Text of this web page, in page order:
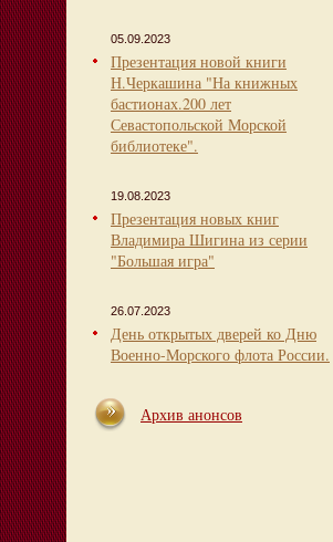
05.09.2023
Презентация новой книги
Н.Черкашина "На книжных
бастионах.200 лет
Севастопольской Морской
библиотеке".
19.08.2023
Презентация новых книг
Владимира Шигина из серии
"Большая игра"
26.07.2023
День открытых дверей ко Дню
Военно-Морского флота России.
Архив анонсов